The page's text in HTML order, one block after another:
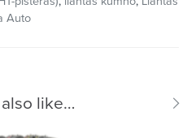
Auto
like…